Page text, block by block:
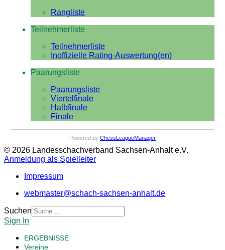
Rangliste
Teilnehmerliste
Teilnehmerliste
Inoffizielle Rating-Auswertung(en)
Paarungsliste
Paarungsliste
Viertelfinale
Halbfinale
Finale
Powered by ChessLeagueManager
© 2026 Landesschachverband Sachsen-Anhalt e.V.
Anmeldung als Spielleiter
Impressum
webmaster@schach-sachsen-anhalt.de
Suchen
Sign In
ERGEBNISSE
Vereine